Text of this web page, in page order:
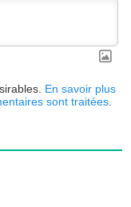
En savoir plus
sont traitées